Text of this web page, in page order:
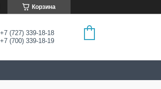
Корзина
+7 (727) 339-18-18
+7 (700) 339-18-19